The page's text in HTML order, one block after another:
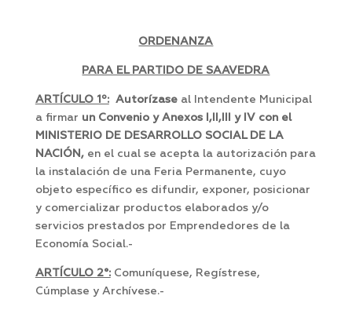
ORDENANZA
PARA EL PARTIDO DE SAAVEDRA
ARTÍCULO 1º: Autorízase al Intendente Municipal
a firmar un Convenio y Anexos I,II,III y IV con el
MINISTERIO DE DESARROLLO SOCIAL DE LA
NACIÓN, en el cual se acepta la autorización para
la instalación de una Feria Permanente, cuyo
objeto específico es difundir, exponer, posicionar
y comercializar productos elaborados y/o
servicios prestados por Emprendedores de la
Economía Social.-
ARTÍCULO 2°:Comuníquese, Regístrese,
Cúmplase y Archívese.-